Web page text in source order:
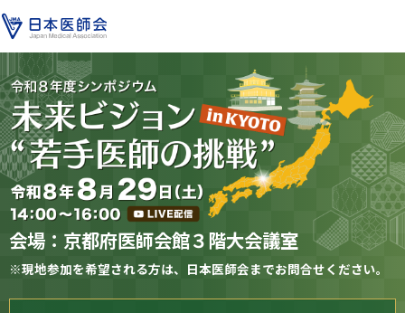
会場：京都府医師会館３階大会議室
※現地参加を希望される方は、日本医師会までお問合せください。